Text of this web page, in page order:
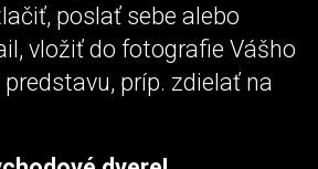
poslať sebe alebo
vložiť do fotografie Vášho
príp. zdielať na